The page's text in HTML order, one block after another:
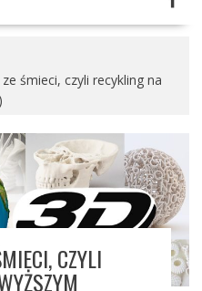
śmieci, czyli recykling na
CZYLI